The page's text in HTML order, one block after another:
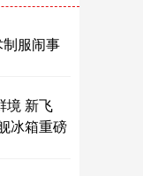
服闹事
境 新飞
冰箱重磅